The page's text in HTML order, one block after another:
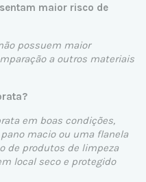
maior risco de
possuem maior
a outros materiais
em boas condições,
macio ou uma flanela
de produtos de limpeza
local seco e protegido